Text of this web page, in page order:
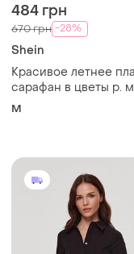
484 грн
670 грн -28%
Shein
Красивое летнее платье
сарафан в цветы р. м
M